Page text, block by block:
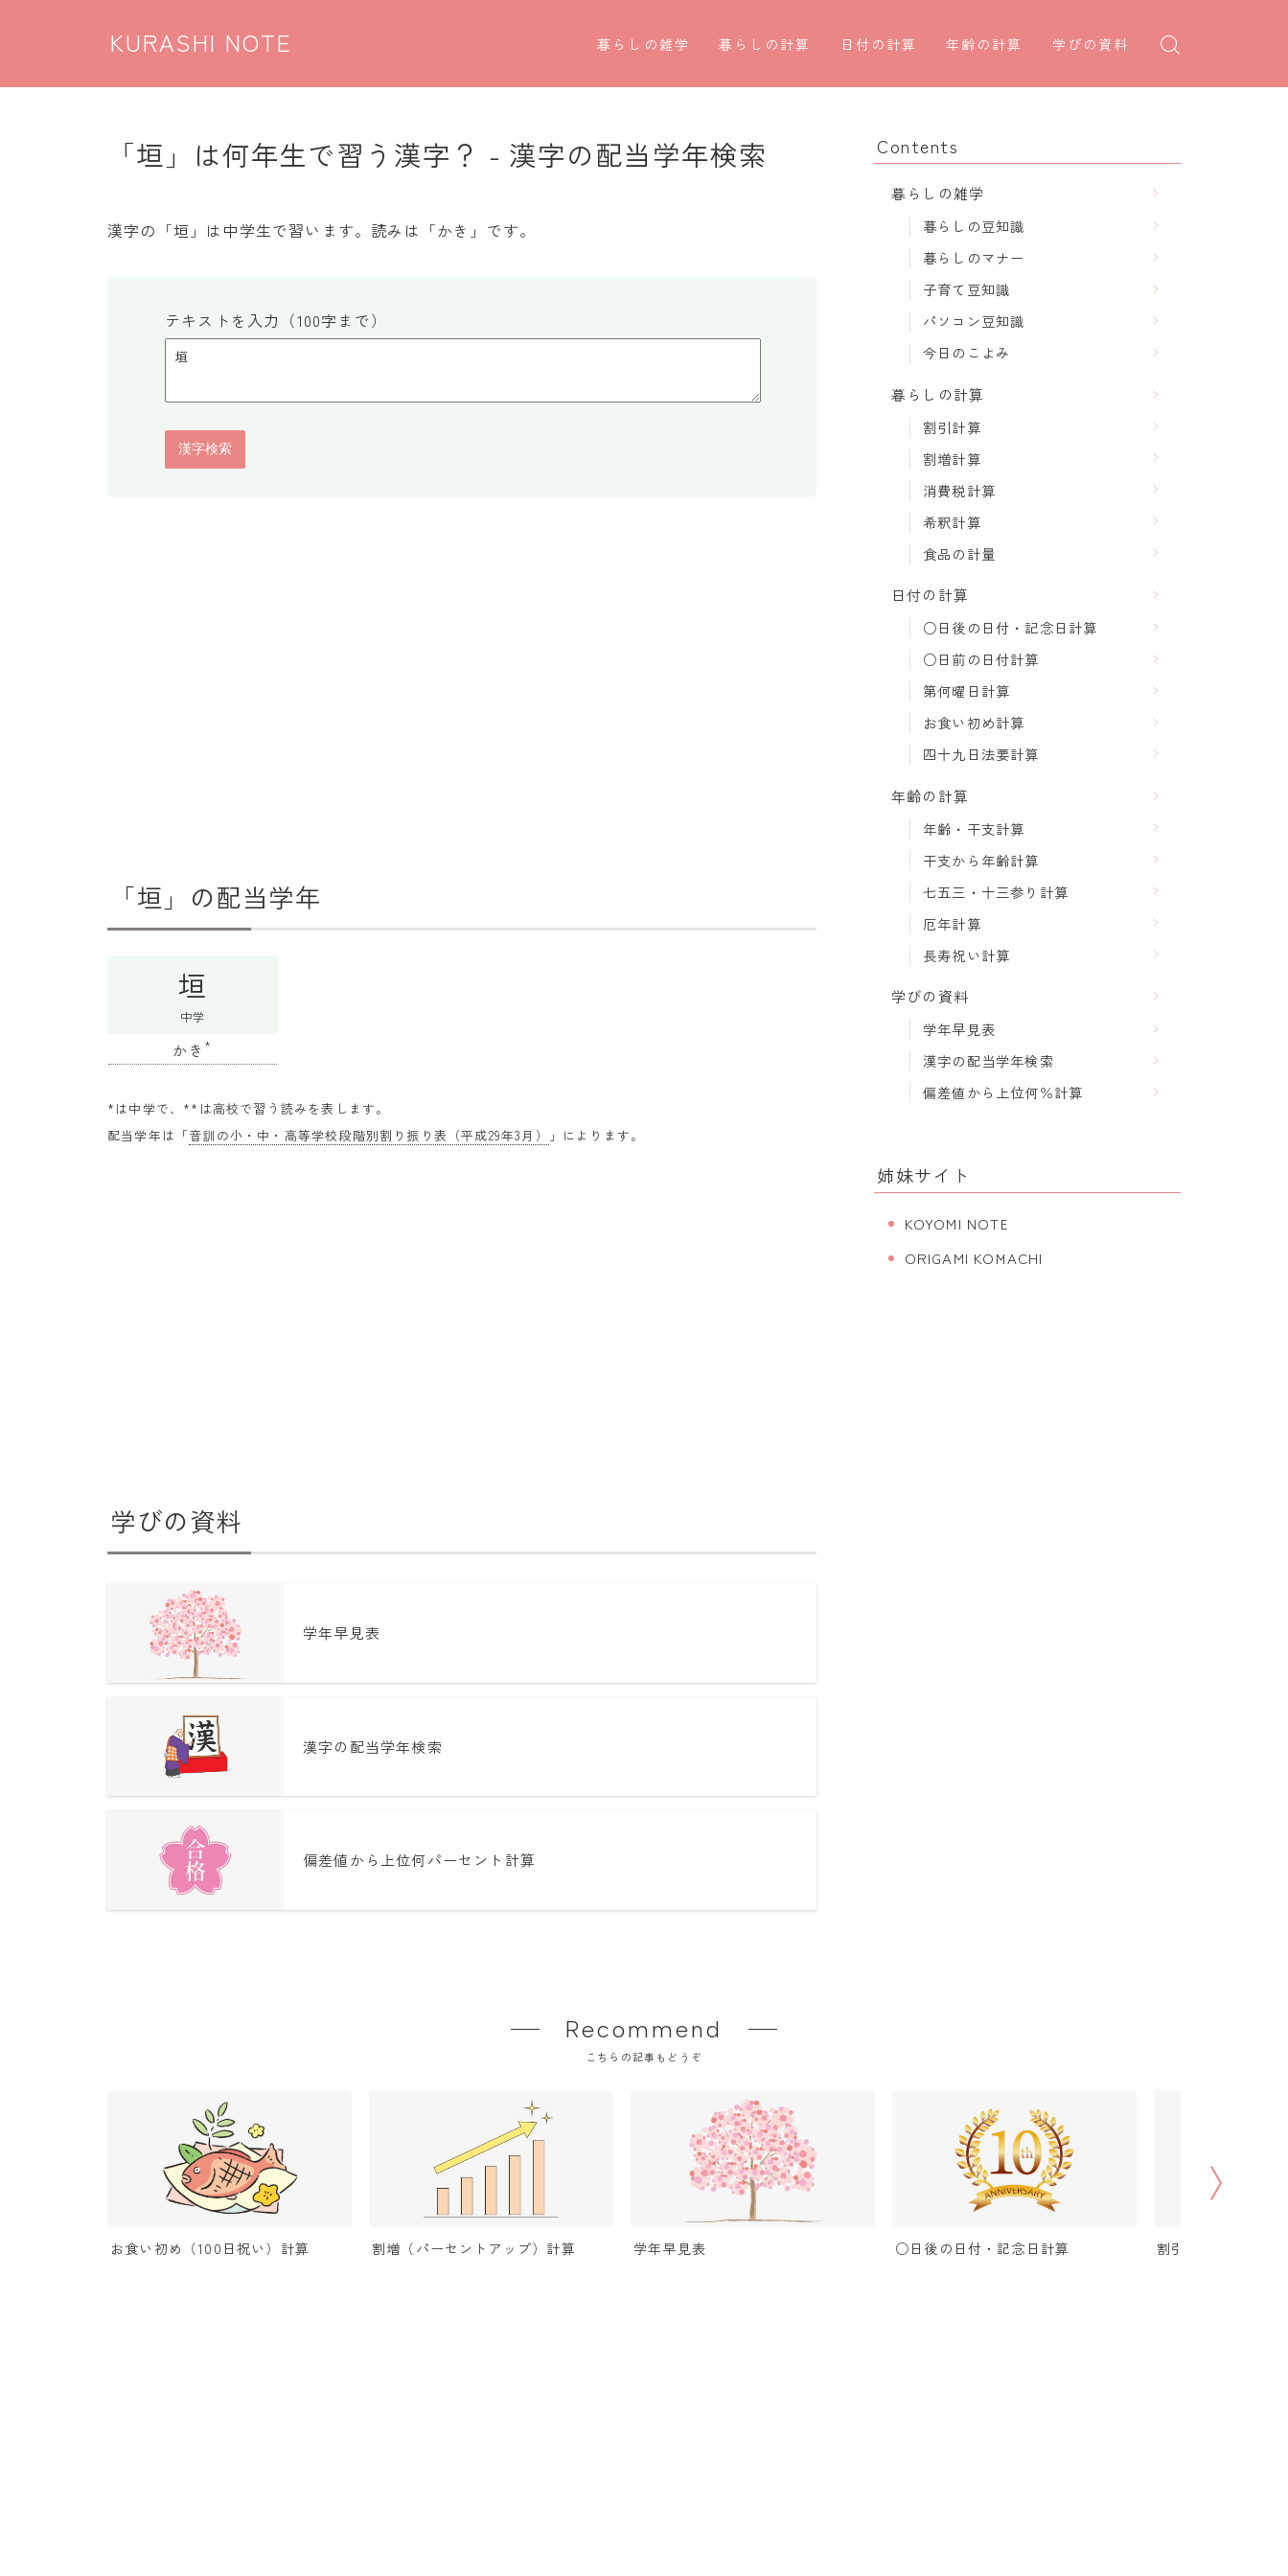
KURASHI NOTE 暮らしの雑学
暮らしの豆知識
子育て豆知識
暮らしの計算
割引計算
消費税計算
日付の計算
○日後の日付・記念日計算
四十九日法要計算
年齢の計算
年齢・干支計算
長寿祝い計算
学びの資料
学年早見表
「垣」は何年生で習う漢字？ - 漢字の配当学年検索
漢字の「垣」は中学生で習います。読みは「かき」です。
テキストを入力（100字まで）
「垣」の配当学年
垣
中学
かき *
*は中学で、**は高校で習う読みを表します。
配当学年は「音訓の小・中・高等学校段階別割り振り表（平成29年3月） 」によります。
学びの資料
学年早見表
漢字の配当学年検索
偏差値から上位何パーセント計算
Contents
暮らしの雑学
暮らしの豆知識
暮らしのマナー
子育て豆知識
パソコン豆知識
今日のこよみ
暮らしの計算
割引計算
割増計算
消費税計算
希釈計算
食品の計量
日付の計算
○日後の日付・記念日計算
○日前の日付計算
第何曜日計算
お食い初め計算
四十九日法要計算
年齢の計算
年齢・干支計算
干支から年齢計算
七五三・十三参り計算
厄年計算
長寿祝い計算
学びの資料
学年早見表
漢字の配当学年検索
偏差値から上位何％計算
姉妹サイト
KOYOMI NOTE
ORIGAMI KOMACHI
Recommend
こちらの記事もどうぞ
お食い初め（100日祝い）計算 割増（パーセントアップ）計算 学年早見表 ○日後の日付・記念日計算 割引（パーセント